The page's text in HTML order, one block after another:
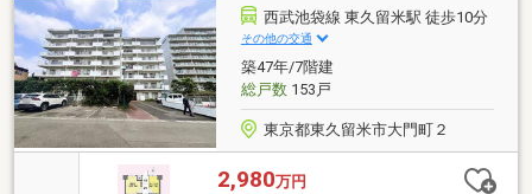
分！都心へのアクセスもスムーズに◎イトーヨーカド
ー東久留米店まで徒歩約4分！食料品・衣料品・生活
雑貨まですべてが整います！◆◇東久留米エリアでの
お家探しならぜひ「イエステーション東久留米店」ま
でご連絡ください！◇◆
西武池袋線 東久留米駅 徒歩10分
その他の交通
築47年/7階建
総戸数153戸
東京都東久留米市大門町２
2,980万円